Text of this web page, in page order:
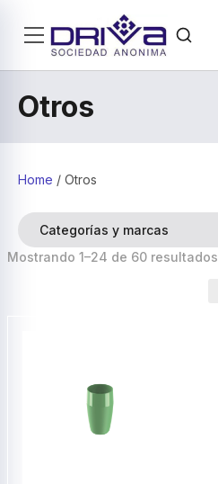
Products
Otros
Home / Otros
Categorías y marcas
Mostrando 1–24 de 60 resultados